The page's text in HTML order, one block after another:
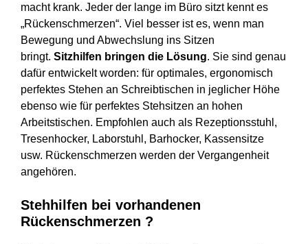
macht krank. Jeder der lange im Büro sitzt kennt es
„Rückenschmerzen“. Viel besser ist es, wenn man
Bewegung und Abwechslung ins Sitzen
bringt. Sitzhilfen bringen die Lösung. Sie sind genau
dafür entwickelt worden: für optimales, ergonomisch
perfektes Stehen an Schreibtischen in jeglicher Höhe
ebenso wie für perfektes Stehsitzen an hohen
Arbeitstischen. Empfohlen auch als Rezeptionsstuhl,
Tresenhocker, Laborstuhl, Barhocker, Kassensitze
usw. Rückenschmerzen werden der Vergangenheit
angehören.
Stehhilfen bei vorhandenen
Rückenschmerzen ?